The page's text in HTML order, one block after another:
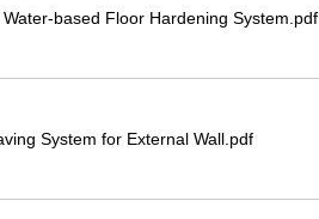
based Floor Hardening System.pdf
System for External Wall.pdf